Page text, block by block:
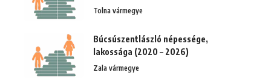
Tolna vármegye
Búcsúszentlászló népessége,
lakossága (2020 – 2026)
Zala vármegye